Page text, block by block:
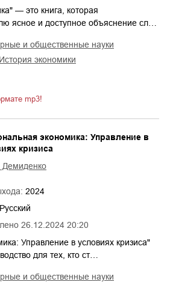
— это книга, которая
ясное и доступное объяснение сл…
и общественные науки
история экономики
mp3!
26.12.2024 20:20
экономика: Управление в
кризиса
Демиденко
2024
Русский
Управление в условиях кризиса"
для тех, кто ст…
и общественные науки